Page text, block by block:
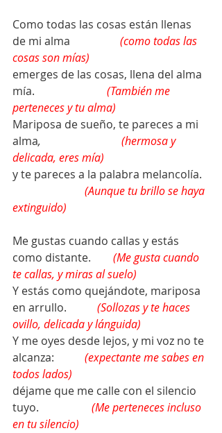
Como todas las cosas están llenas
de mi alma (como todas las
cosas son mías)
emerges de las cosas, llena del alma
mía.
(También me
perteneces y tu alma)
Mariposa de sueño, te pareces a mi
alma, (hermosa y
delicada, eres mía)
y te pareces a la palabra melancolía.
(Aunque tu brillo se haya
extinguido)
Me gustas cuando callas y estás
como distante.
(Me gusta cuando
te callas, y miras al suelo)
Y estás como quejándote, mariposa
en arrullo. (Sollozas y te haces
ovillo, delicada y lánguida)
Y me oyes desde lejos, y mi voz no te
alcanza: (expectante me sabes en
todos lados)
déjame que me calle con el silencio
tuyo. (Me perteneces incluso
en tu silencio)